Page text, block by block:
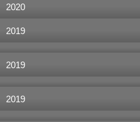
2020
2019
2019
2019